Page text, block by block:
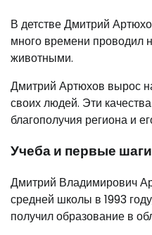
В детстве Дмитрий
много времени проводил
животными.
Дмитрий Артюхов вырос
своих людей. Эти
благополучия региона и
Учеба и первые
Дмитрий Владимирович
средней школы в 1993
получил образование в